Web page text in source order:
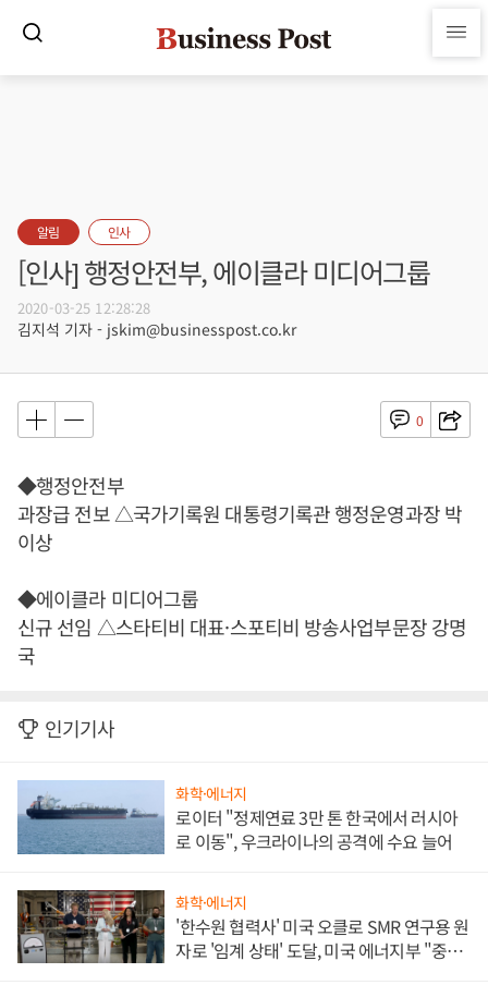
알림 인사
[인사] 행정안전부, 에이클라 미디어그룹
2020-03-25 12:28:28
김지석 기자 - jskim@businesspost.co.kr
0
◆행정안전부
과장급 전보 △국가기록원 대통령기록관 행정운영과장 박
이상
◆에이클라 미디어그룹
신규 선임 △스타티비 대표·스포티비 방송사업부문장 강명
국
인기기사
화학·에너지
로이터 "정제연료 3만 톤 한국에서 러시아
로 이동", 우크라이나의 공격에 수요 늘어
화학·에너지
'한수원 협력사' 미국 오클로 SMR 연구용 원
자로 '임계 상태' 도달, 미국 에너지부 "중요